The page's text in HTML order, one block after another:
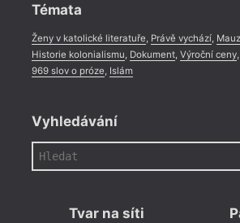
Témata
Ženy v katolické literatuře, Právě vychází,
Historie kolonialismu, Dokument, Výroční ceny,
969 slov o próze, Islám
Vyhledávání
Tvar na síti